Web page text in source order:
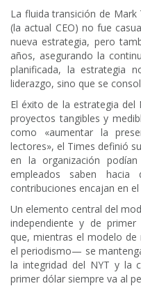
La fluida transición de
(la actual CEO) no fue
nueva estrategia, pero
años, asegurando la
planificada, la estrategia
liderazgo, sino que se
El éxito de la estrategia
proyectos tangibles y
como «aumentar la
lectores», el Times definió
en la organización
empleados saben
contribuciones encajan en
Un elemento central del
independiente y de
que, mientras el modelo
el periodismo— se
la integridad del NYT y la
primer dólar siempre va al